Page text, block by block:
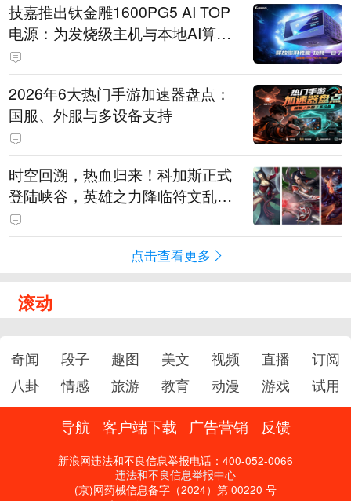
技嘉推出钛金雕1600PG5 AI TOP
电源：为发烧级主机与本地AI算力
打造旗舰供电方案
2026年6大热门手游加速器盘点：
国服、外服与多设备支持
时空回溯，热血归来！科加斯正式
登陆峡谷，英雄之力降临符文乱
斗！
点击查看更多
滚动
奇闻 段子 趣图 美文 视频 直播
订阅
八卦
情感 旅游 教育 动漫 游戏 试用
导航 客户端下载 广告营销 反馈
新浪网违法和不良信息举报电话：400-052-0066
违法和不良信息举报中心
(京)网药械信息备字（2024）第 00220 号